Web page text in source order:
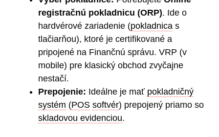
registračnú pokladnicu (ORP). Ide o
hardvérové zariadenie (pokladnica s
tlačiarňou), ktoré je certifikované a
pripojené na Finančnú správu. VRP (v
mobile) pre klasický obchod zvyčajne
nestačí.
Prepojenie: Ideálne je mať pokladničný
systém (POS softvér) prepojený priamo so
skladovou evidenciou.